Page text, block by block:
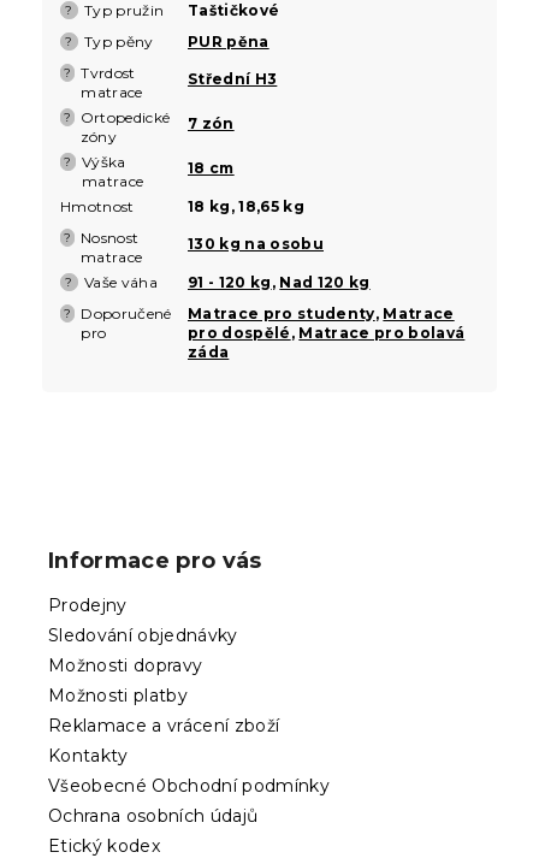
? Typ pružin Taštičkové
? Typ pěny PUR pěna
?
Tvrdost
matrace
Střední H3
?
Ortopedické
zóny
7 zón
?
Výška
matrace
18 cm
Hmotnost 18 kg, 18,65 kg
?
Nosnost
matrace
130 kg na osobu
? Vaše váha 91 - 120 kg , Nad 120 kg
?
Doporučené
pro
Matrace pro studenty, Matrace
pro dospělé , Matrace pro bolavá
záda
Informace pro vás
Prodejny
Sledování objednávky
Možnosti dopravy
Možnosti platby
Reklamace a vrácení zboží
Kontakty
Všeobecné Obchodní podmínky
Ochrana osobních údajů
Etický kodex